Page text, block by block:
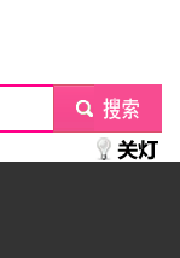
submit